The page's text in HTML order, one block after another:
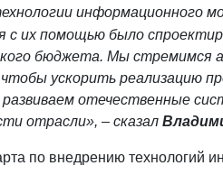
информационного
с их помощью было
бюджета. Мы стремимся
чтобы ускорить реализацию
отечественные
отрасли», – сказал
по внедрению технологий